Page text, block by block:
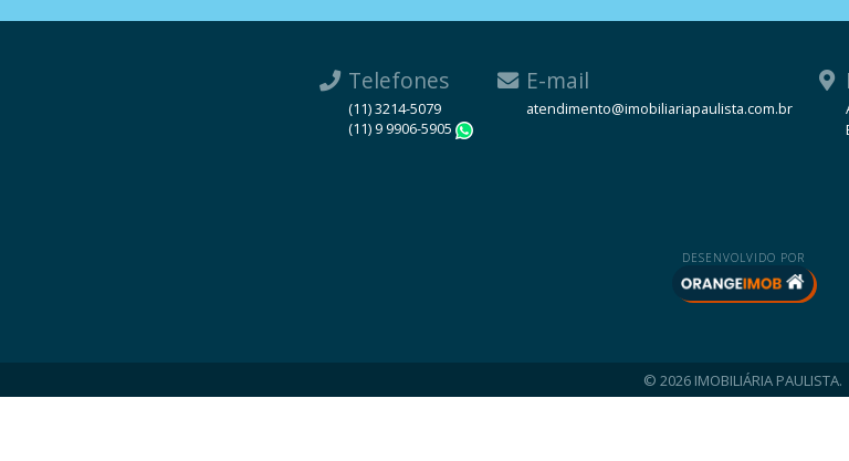
Telefones
(11) 3214-5079
(11) 9 9906-5905
E-mail
atendimento@imobiliariapaulista.com.br
DESENVOLVIDO POR
© 2026 IMOBILIÁRIA PAULISTA.